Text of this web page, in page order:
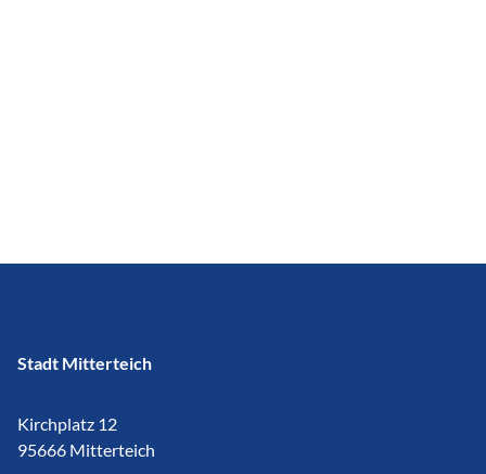
Stadt Mitterteich
Kirchplatz 12
95666 Mitterteich